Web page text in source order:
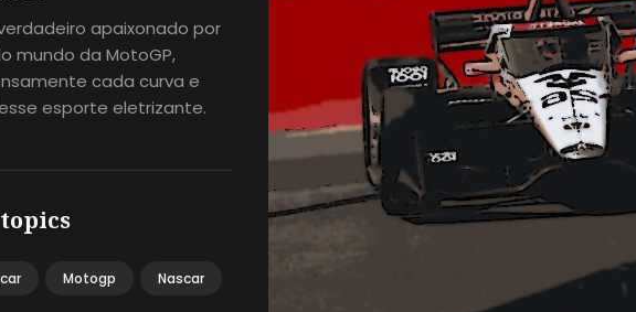
apaixonado por
mundo da MotoGP,
cada curva e
esporte eletrizante.
Motogp Nascar